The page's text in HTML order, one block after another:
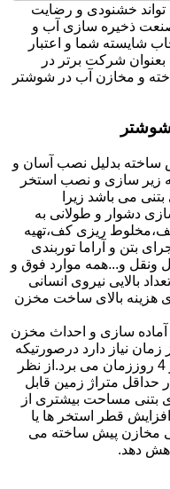
تواند خشنودی و رضایت
ذخیره سازی آب و
شایسته شما و اعتبار
شرکت برتر در
و مخازن آب در شوشتر
بدلیل نصب آسان و
زیر سازی و نصب استخر
می باشد زیرا
دشوار و طولانی به
ریزی کف،تهیه
بتن و آراما توربندی
و...همه موارد فوق و
بالایی نیروی انسانی
هزینه بالای ساخت مخزن
آماده سازی و احداث مخزن
بهترین شرایط حداقل به 25 روز زمان نیاز دارد درصورتیکه
اجرای کامل مخزن پیش ساخته حداکثر 4 روززمان می برد.از نظر
متراژ زمین قابل
بتنی مساحت بیشتری از
قطر استخر ها یا
مخازن پیش ساخته می
دهد.